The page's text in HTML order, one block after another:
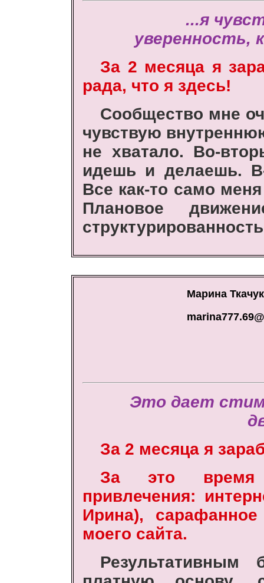
...я
уверенность,
За 2 месяца я
рада, что я здесь!
Сообщество мне
чувствую
не хватало. Во-
идешь и делаешь.
Все как-то само
Плановое
Марина
Это дает
За 2 месяца я
За это время
привлечения:
Ирина),
моего сайта.